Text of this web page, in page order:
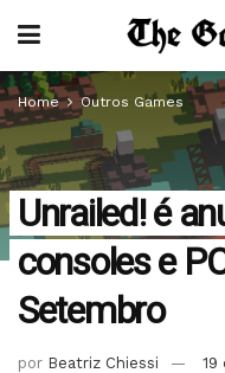
Home Outros Games
Unrailed! é
consoles e
Setembro
por Beatriz Chiessi
19